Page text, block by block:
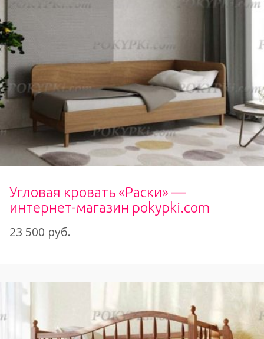
Угловая кровать «Раски» —
интернет-магазин pokypki.com
23 500 руб.